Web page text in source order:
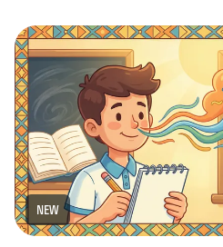
NEW